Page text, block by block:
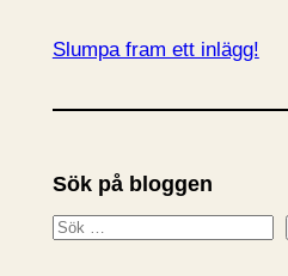
Slumpa fram ett inlägg!
Sök på bloggen
S